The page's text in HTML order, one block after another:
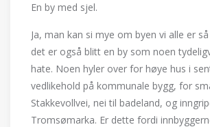
En by med sjel.
Ja, man kan si mye om byen vi alle er
det er også blitt en by som noen
hate. Noen hyler over for høye hus i
vedlikehold på kommunale bygg, for
Stakkevollvei, nei til badeland, og
Tromsømarka. Er dette fordi